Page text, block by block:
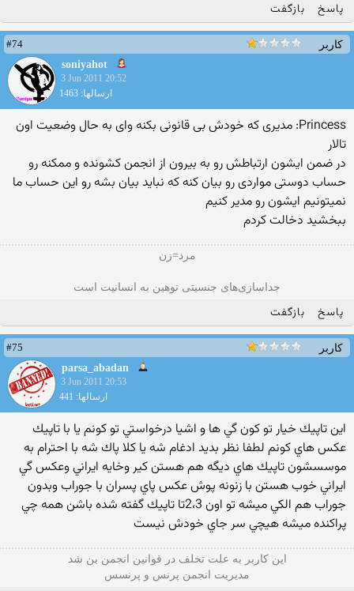
پاسخ بازگفت
کاربر
#74
soniyahot
3 Jun 2011 20:52
ارسالها: 1463
Princess: مدیری كه خودش بی قانونی بكنه وای به حال وضعیت اون
تالار
در ضمن ایشون ارتباطش رو به بیرون از انجمن كشونده و ممكنه رو
حساب دوستی مواردی رو بیان كنه كه نباید بیان بشه رو این حساب ما
نمیتونیم ایشون رو مدیر كنیم
ببخشید دخالت كردم
مرد=زن
جداسازی‌های جنسیتی توهین به انسانیت است
پاسخ بازگفت
کاربر
#75
parsa_abadan
3 Jun 2011 20:53
ارسالها: 441
اين تاپيك خيار تو كون گي ها و اشيا درخواستي تو كونم يا با تاپيك
عكس هاي كونم لطفا نظر بديد ادغام شه يا كلا پاك شه با احترام به
موسسشون تاپيك هاي ديگه هم هستن كير وخايه ايراني وعكس گي
ايراني خوب هستن با زنونه پوش عكس پاي پسران با جوراب وبدون
جوراب هم الكي ميشه تو اون 2،3تا تاپيك گفته شده باشن همه چي
پراكنده ميشه هيچي سر جاي خودش نيست
این كاربر به علت تخلف در قوانین انجمن بن شد
مدیریت انجمن پرنس و پرنسس